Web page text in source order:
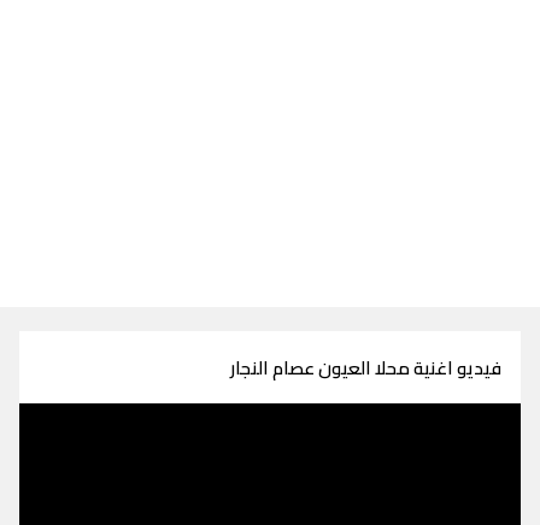
فيديو اغنية محلا العيون عصام النجار